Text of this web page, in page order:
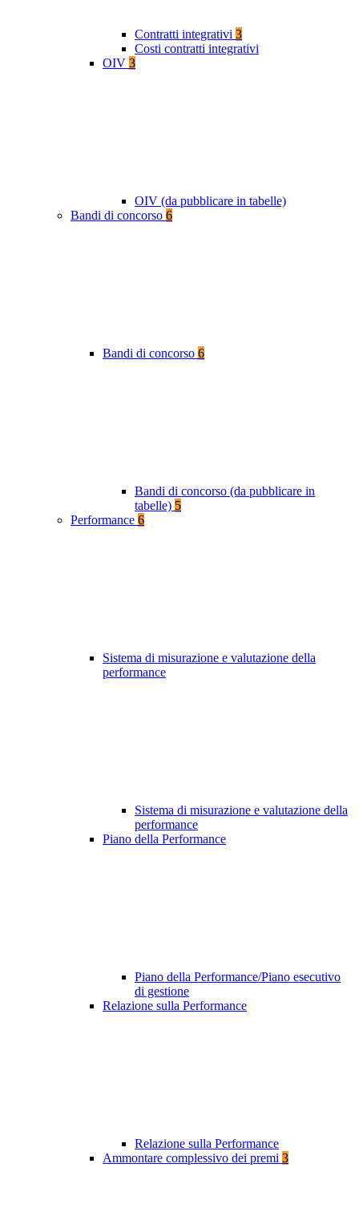
Contratti integrativi 3
Costi contratti integrativi
OIV 3
OIV (da pubblicare in tabelle)
Bandi di concorso 6
Bandi di concorso 6
Bandi di concorso (da pubblicare in
tabelle) 5
Performance 6
Sistema di misurazione e valutazione della
performance
Sistema di misurazione e valutazione della
performance
Piano della Performance
Piano della Performance/Piano esecutivo
di gestione
Relazione sulla Performance
Relazione sulla Performance
Ammontare complessivo dei premi 3